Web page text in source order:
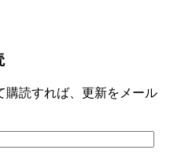
購読すれば、更新をメール